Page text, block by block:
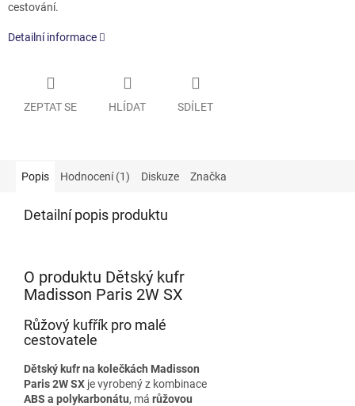
cestování.
Detailní informace
ZEPTAT SE HLÍDAT SDÍLET
Popis Hodnocení (1) Diskuze Značka
Detailní popis produktu
O produktu Dětský kufr
Madisson Paris 2W SX
Růžový kufřík pro malé
cestovatele
Dětský kufr na kolečkách Madisson
Paris 2W SX je vyrobený z kombinace
ABS a polykarbonátu, má růžovou